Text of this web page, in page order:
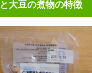
大豆の煮物の特徴